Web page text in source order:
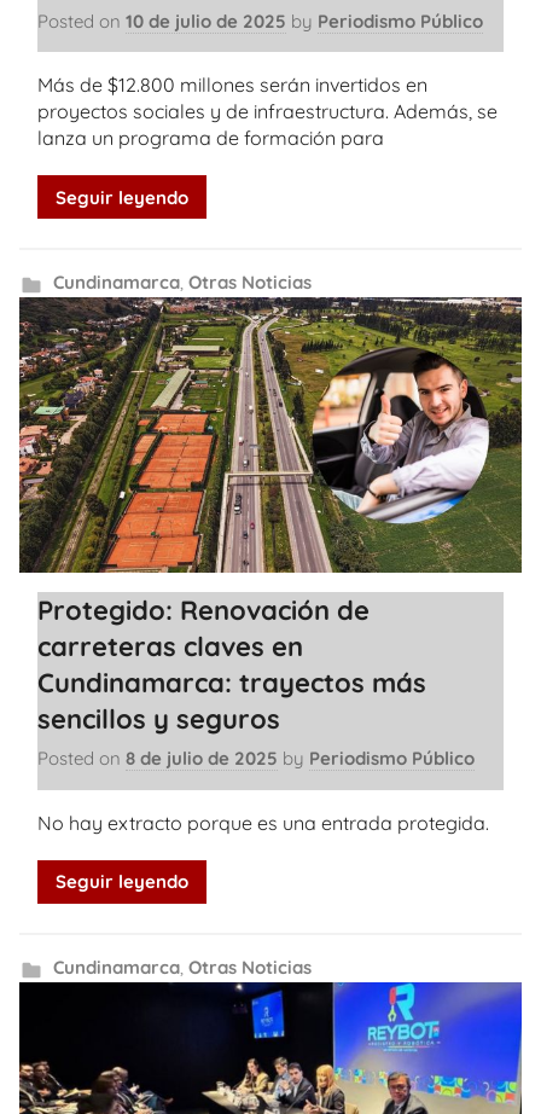
Posted on 10 de julio de 2025 by Periodismo Público
Más de $12.800 millones serán invertidos en
proyectos sociales y de infraestructura. Además, se
lanza un programa de formación para
Seguir leyendo
Cundinamarca, Otras Noticias
Protegido: Renovación de
carreteras claves en
Cundinamarca: trayectos más
sencillos y seguros
Posted on 8 de julio de 2025 by Periodismo Público
No hay extracto porque es una entrada protegida.
Seguir leyendo
Cundinamarca, Otras Noticias